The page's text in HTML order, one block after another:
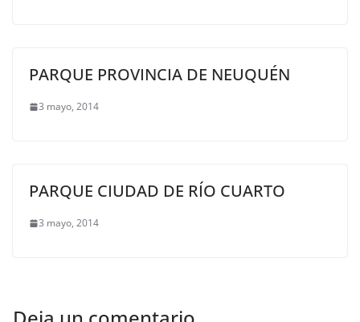
PARQUE PROVINCIA DE NEUQUÉN
3 mayo, 2014
PARQUE CIUDAD DE RÍO CUARTO
3 mayo, 2014